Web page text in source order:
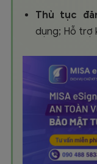
Thủ tục
dụng; Hỗ trợ